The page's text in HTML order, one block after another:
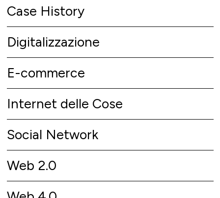
Case History
Digitalizzazione
E-commerce
Internet delle Cose
Social Network
Web 2.0